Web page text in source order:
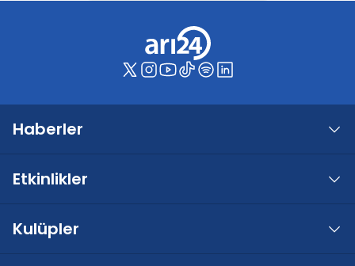
Haberler
Etkinlikler
Kulüpler